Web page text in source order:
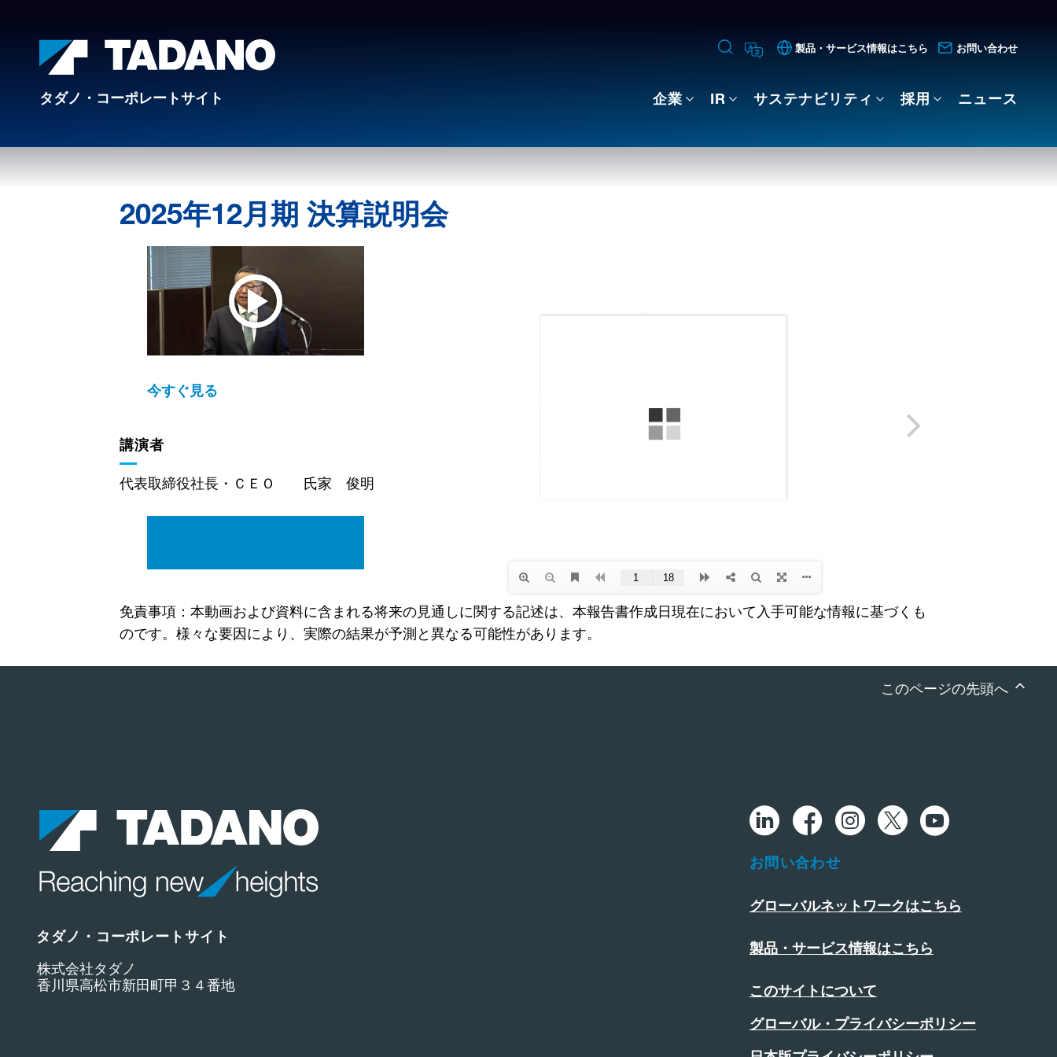
製品・サービス情報はこちら お問い合わせ
タダノ・コーポレートサイト 企業 IR サステナビリティ 採用 ニュース
2025年12月期 決算説明会
今すぐ見る
講演者
代表取締役社長・ＣＥＯ 氏家 俊明
免責事項：本動画および資料に含まれる将来の見通しに関する記述は、本報告書作成日現在において入手可能な情報に基づくも
のです。様々な要因により、実際の結果が予測と異なる可能性があります。
このページの先頭へ
タダノ・コーポレートサイト
株式会社タダノ
香川県高松市新田町甲３４番地
お問い合わせ
グローバルネットワークはこちら
製品・サービス情報はこちら
このサイトについて
グローバル・プライバシーポリシー